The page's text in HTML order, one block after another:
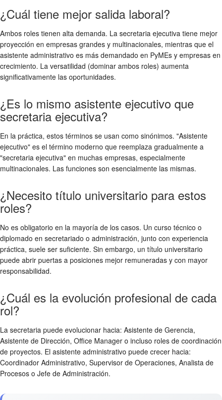
¿Cuál tiene mejor salida laboral?
Ambos roles tienen alta demanda. La secretaria ejecutiva tiene mejor
proyección en empresas grandes y multinacionales, mientras que el
asistente administrativo es más demandado en PyMEs y empresas en
crecimiento. La versatilidad (dominar ambos roles) aumenta
significativamente las oportunidades.
¿Es lo mismo asistente ejecutivo que
secretaria ejecutiva?
En la práctica, estos términos se usan como sinónimos. "Asistente
ejecutivo" es el término moderno que reemplaza gradualmente a
"secretaria ejecutiva" en muchas empresas, especialmente
multinacionales. Las funciones son esencialmente las mismas.
¿Necesito título universitario para estos
roles?
No es obligatorio en la mayoría de los casos. Un curso técnico o
diplomado en secretariado o administración, junto con experiencia
práctica, suele ser suficiente. Sin embargo, un título universitario
puede abrir puertas a posiciones mejor remuneradas y con mayor
responsabilidad.
¿Cuál es la evolución profesional de cada
rol?
La secretaria puede evolucionar hacia: Asistente de Gerencia,
Asistente de Dirección, Office Manager o incluso roles de coordinación
de proyectos. El asistente administrativo puede crecer hacia:
Coordinador Administrativo, Supervisor de Operaciones, Analista de
Procesos o Jefe de Administración.